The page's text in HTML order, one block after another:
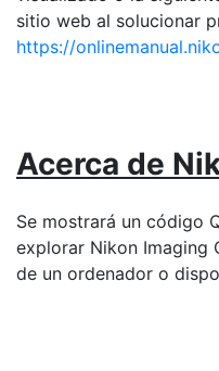
sitio web al solucionar
https://
Acerca de
Se mostrará un código
explorar Nikon Imaging
de un ordenador o